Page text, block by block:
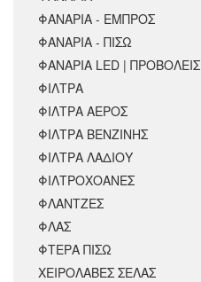
ΦΑΝΑΡΙΑ - ΕΜΠΡΟΣ
ΦΑΝΑΡΙΑ - ΠΙΣΩ
ΦΑΝΑΡΙΑ LED | ΠΡΟΒΟΛΕΙΣ
ΦΙΛΤΡΑ
ΦΙΛΤΡΑ ΑΕΡΟΣ
ΦΙΛΤΡΑ ΒΕΝΖΙΝΗΣ
ΦΙΛΤΡΑ ΛΑΔΙΟΥ
ΦΙΛΤΡΟΧΟΑΝΕΣ
ΦΛΑΝΤΖΕΣ
ΦΛΑΣ
ΦΤΕΡΑ ΠΙΣΩ
ΧΕΙΡΟΛΑΒΕΣ ΣΕΛΑΣ